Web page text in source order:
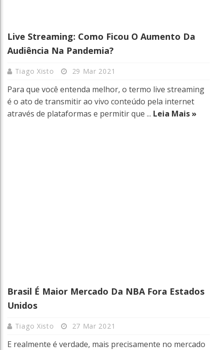
Live Streaming: Como Ficou O Aumento Da
Audiência Na Pandemia?
Tiago Xisto 29 Mar 2021
Para que você entenda melhor, o termo live streaming
é o ato de transmitir ao vivo conteúdo pela internet
através de plataformas e permitir que ... Leia Mais »
Brasil É Maior Mercado Da NBA Fora Estados
Unidos
Tiago Xisto 27 Mar 2021
E realmente é verdade, mais precisamente no mercado